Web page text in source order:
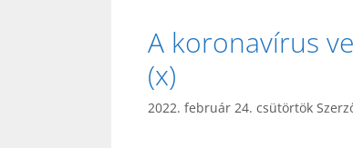
A koronavírus
(x)
2022. február 24. csütörtök